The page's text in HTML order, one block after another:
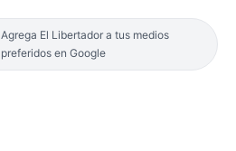
Agrega El Libertador a tus medios
preferidos en Google